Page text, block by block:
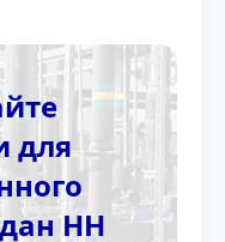
для
НН